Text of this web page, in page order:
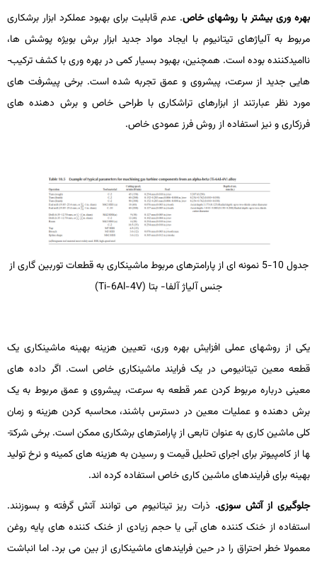
بهره ­وری بیشتر با روش­های خاص. عدم قابلیت برای بهبود عملکرد ابزار برشکاری
مربوط به آلیاژهای تیتانیوم با ایجاد مواد جدید ابزار برش بویژه پوشش­ ها،
ناامیدکننده بوده است. هم­چنین، بهبود بسیار کمی در بهره ­وری با کشف ترکیب­
هایی جدید از سرعت، پیشروی و عمق تجربه شده است. برخی پیشرفت­ های
مورد نظر عبارتند از ابزارهای تراشکاری با طراحی خاص و برش­ دهنده­ های
فرزکاری و نیز استفاده از روش فرز عمودی خاص.
جدول 10-5 نمونه ­ای از پارامترهای مربوط ماشین­کاری به قطعات توربین گاری از
جنس آلیاژ آلفا- بتا (Ti-6Al-4V
)
یکی از روش­های عملی افزایش بهره­ وری، تعیین هزینه بهینه ماشین­کاری یک
قطعه معین تیتانیومی در یک فرایند ماشین­کاری خاص است. اگر داده ­های
معینی درباره مربوط کردن عمر قطعه به سرعت، پیشروی و عمق مربوط به یک
برش­ دهنده و عملیات معین در دسترس باشند، محاسبه کردن هزینه و زمان
کلی ماشین ­کاری به عنوان تابعی از پارامترهای برشکاری ممکن است. برخی شرکت­
ها از کامپیوتر برای اجرای تحلیل قیمت و رسیدن به هزینه ­های کمینه و نرخ تولید
بهینه برای فرایندهای ماشین­ کاری خاص استفاده کرده­ اند.
جلوگیری از آتش سوزی. ذرات ریز تیتانیوم می ­توانند آتش گرفته و بسوزنند.
استفاده از خنک کننده های آبی یا حجم زیادی از خنک کننده های پایه روغن
معمولا خطر احتراق را در حین فرایندهای ماشین­کاری از بین می­ برد. اما انباشت